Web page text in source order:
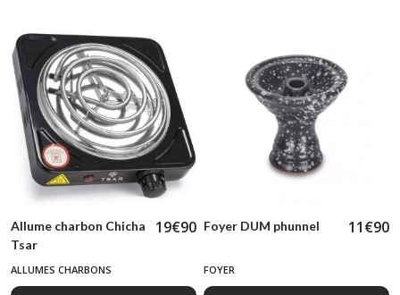
Allume charbon Chicha
Tsar
19€90
ALLUMES CHARBONS
Foyer DUM phunnel 11€90
FOYER